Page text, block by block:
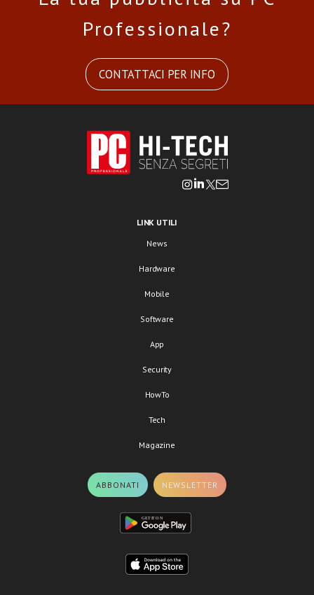
Professionale?
CONTATTACI PER INFO
LINK UTILI
News
Hardware
Mobile
Software
App
Security
HowTo
Tech
Magazine
ABBONATI NEWSLETTER